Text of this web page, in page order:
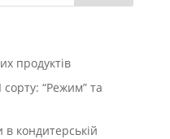
продуктів
“Режим” та
кондитерській